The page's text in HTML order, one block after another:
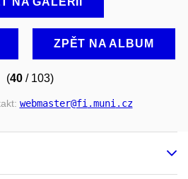
ZPĚT NA ALBUM
(40/ 103)
webmaster@fi.muni.cz